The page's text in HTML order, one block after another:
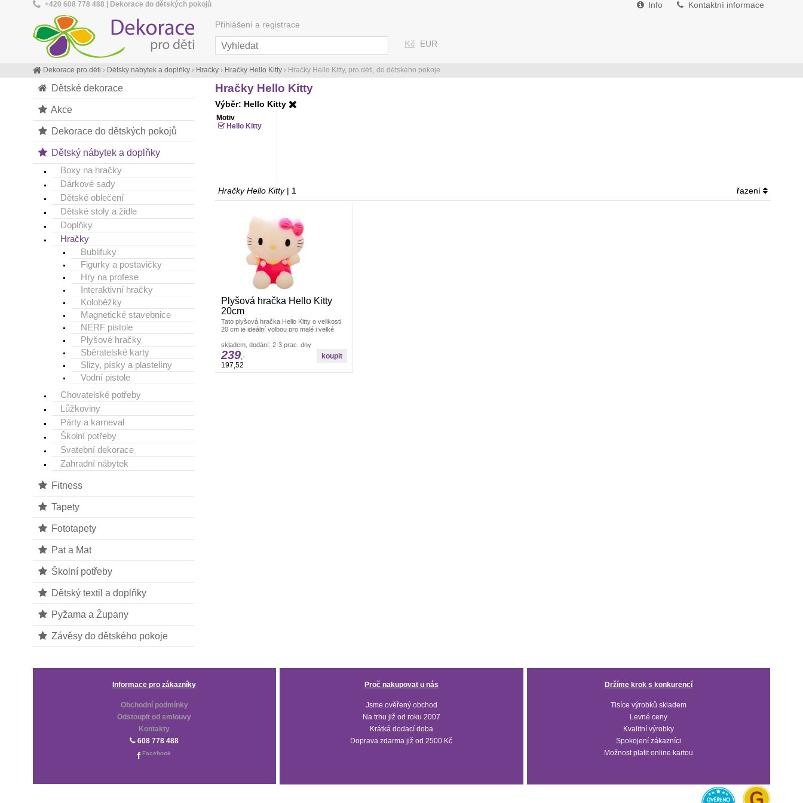
Hračky Hello Kitty
Výběr: Hello Kitty
Motiv
Hello Kitty
Hračky Hello Kitty | 1 řazení
Plyšová hračka Hello Kitty
20cm
Tato plyšová hračka Hello Kitty o velikosti
20 cm je ideální volbou pro malé i velké
Hračky Hello Kitty
skladem, dodání: 2-3 prac. dny
239,-
197,52
Dětské dekorace
Akce
Dekorace do dětských pokojů
Dětský nábytek a doplňky
Boxy na hračky
Dárkové sady
Dětské oblečení
Dětské stoly a židle
Doplňky
Hračky
Bublifuky
Figurky a postavičky
Hry na profese
Interaktivní hračky
Koloběžky
Magnetické stavebnice
NERF pistole
Plyšové hračky
Sběratelské karty
Slizy, písky a plastelíny
Vodní pistole
Chovatelské potřeby
Lůžkoviny
Párty a karneval
Školní potřeby
Svatební dekorace
Zahradní nábytek
Fitness
Tapety
Fototapety
Pat a Mat
Školní potřeby
Dětský textil a doplňky
Pyžama a Župany
Závěsy do dětského pokoje
Info Kontaktní informace
Dekorace pro děti › Dětský nábytek a doplňky› Hračky› Hračky Hello Kitty› Hračky Hello Kitty, pro děti, do dětského pokoje
+420 608 778 488 | Dekorace do dětských pokojů
Kč EUR
Přihlášení a registrace
Informace pro zákazníky
Obchodní podmínky
Odstoupit od smlouvy
Kontakty
608 778 488
Facebook
Proč nakupovat u nás
Jsme ověřený obchod
Na trhu již od roku 2007
Krátká dodací doba
Doprava zdarma již od 2500 Kč
Držíme krok s konkurencí
Tisíce výrobků skladem
Levné ceny
Kvalitní výrobky
Spokojení zákazníci
Možnost platit online kartou